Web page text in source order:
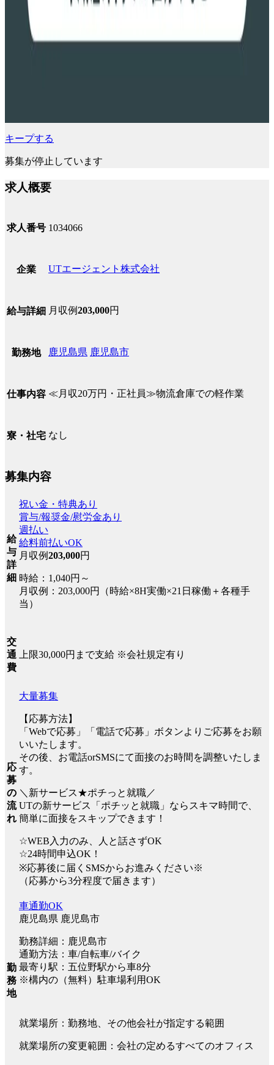
キープする
募集が停止しています
求人概要
求人番号 1034066
企業 UTエージェント株式会社
給与詳細 月収例203,000円
勤務地 鹿児島県 鹿児島市
仕事内容 ≪月収20万円・正社員≫物流倉庫での軽作業
寮・社宅 なし
募集内容
給
与
詳
細
祝い金・特典あり
賞与/報奨金/慰労金あり
週払い
給料前払いOK
月収例203,000円
時給：1,040円～
月収例：203,000円（時給×8H実働×21日稼働＋各種手
当）
交
通
費
上限30,000円まで支給 ※会社規定有り
応
募
の
流
れ
大量募集
【応募方法】
「Webで応募」「電話で応募」ボタンよりご応募をお願
いいたします。
その後、お電話orSMSにて面接のお時間を調整いたしま
す。
＼新サービス★ポチっと就職／
UTの新サービス「ポチッと就職」ならスキマ時間で、
簡単に面接をスキップできます！
☆WEB入力のみ、人と話さずOK
☆24時間申込OK！
※応募後に届くSMSからお進みください※
（応募から3分程度で届きます）
勤
務
地
車通勤OK
鹿児島県 鹿児島市
勤務詳細：鹿児島市
通勤方法：車/自転車/バイク
最寄り駅：五位野駅から車8分
※構内の（無料）駐車場利用OK
就業場所：勤務地、その他会社が指定する範囲
就業場所の変更範囲：会社の定めるすべてのオフィス